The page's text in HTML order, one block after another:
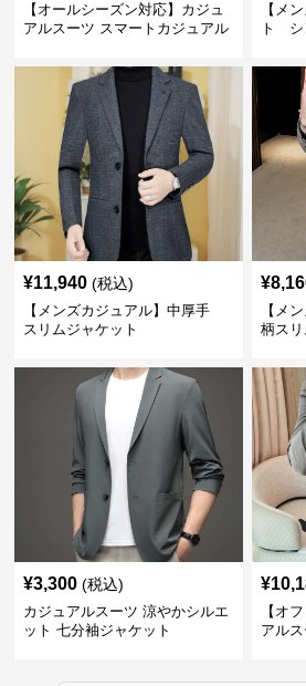
【オールシーズン対応】カジュ
アルスーツ スマートカジュアル
【メ
ト シ
¥11,940 (税込)
【メンズカジュアル】中厚手
スリムジャケット
¥
【メ
柄スリ
¥3,300 (税込)
カジュアルスーツ 涼やかシルエ
ット 七分袖ジャケット
¥
【オ
アル